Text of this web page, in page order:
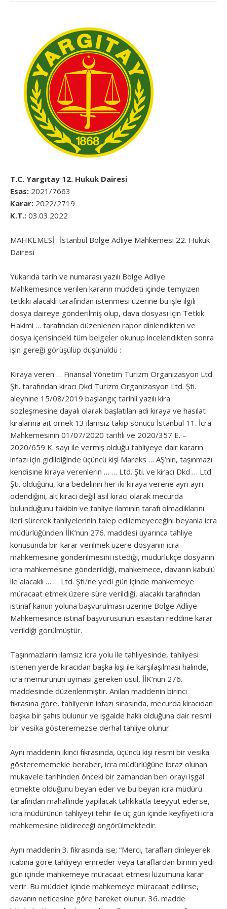
T.C. Yargıtay 12. Hukuk Dairesi
Esas: 2021/7663
Karar: 2022/2719
K.T.: 03.03.2022
MAHKEMESİ : İstanbul Bölge Adliye Mahkemesi 22. Hukuk
Dairesi
Yukarıda tarih ve numarası yazılı Bölge Adliye
Mahkemesince verilen kararın müddeti içinde temyizen
tetkiki alacaklı tarafından istenmesi üzerine bu işle ilgili
dosya daireye gönderilmiş olup, dava dosyası için Tetkik
Hakimi … tarafından düzenlenen rapor dinlendikten ve
dosya içerisindeki tüm belgeler okunup incelendikten sonra
işin gereği görüşülüp düşünüldü :
Kiraya veren … Finansal Yönetim Turizm Organizasyon Ltd.
Şti. tarafından kiracı Dkd Turizm Organizasyon Ltd. Şti.
aleyhine 15/08/2019 başlangıç tarihli yazılı kira
sözleşmesine dayalı olarak başlatılan adi kiraya ve hasılat
kiralarına ait örnek 13 ilamsız takip sonucu İstanbul 11. İcra
Mahkemesinin 01/07/2020 tarihli ve 2020/357 E. –
2020/659 K. sayı ile vermiş olduğu tahliyeye dair kararın
infazı için gidildiğinde üçüncü kişi Mareks … AŞ’nin, taşınmazı
kendisine kiraya verenlerin … … Ltd. Şti. ve kiracı Dkd … Ltd.
Şti. olduğunu, kira bedelinin her iki kiraya verene ayrı ayrı
ödendiğini, alt kiracı değil asıl kiracı olarak mecurda
bulunduğunu takibin ve tahliye ilamının tarafı olmadıklarını
ileri sürerek tahliyelerinin talep edilemeyeceğini beyanla icra
müdürlüğünden İİK’nun 276. maddesi uyarınca tahliye
konusunda bir karar verilmek üzere dosyanın icra
mahkemesine gönderilmesini istediği, müdürlükçe dosyanın
icra mahkemesine gönderildiği, mahkemece, davanın kabulü
ile alacaklı … … Ltd. Şti.’ne yedi gün içinde mahkemeye
müracaat etmek üzere süre verildiği, alacaklı tarafından
istinaf kanun yoluna başvurulması üzerine Bölge Adliye
Mahkemesince istinaf başvurusunun esastan reddine karar
verildiği görülmüştür.
Taşınmazların ilamsız icra yolu ile tahliyesinde, tahliyesi
istenen yerde kiracıdan başka kişi ile karşılaşılması halinde,
icra memurunun uyması gereken usul, İİK’nun 276.
maddesinde düzenlenmiştir. Anılan maddenin birinci
fıkrasına göre, tahliyenin infazı sırasında, mecurda kiracıdan
başka bir şahıs bulunur ve işgalde haklı olduğuna dair resmi
bir vesika gösteremezse derhal tahliye olunur.
Aynı maddenin ikinci fıkrasında, üçüncü kişi resmi bir vesika
gösterememekle beraber, icra müdürlüğüne ibraz olunan
mukavele tarihinden önceki bir zamandan beri orayı işgal
etmekte olduğunu beyan eder ve bu beyan icra müdürü
tarafından mahallinde yapılacak tahkikatla teeyyüt ederse,
icra müdürünün tahliyeyi tehir ile üç gün içinde keyfiyeti icra
mahkemesine bildireceği öngörülmektedir.
Aynı maddenin 3. fıkrasında ise; “Merci, tarafları dinleyerek
icabına göre tahliyeyi emreder veya taraflardan birinin yedi
gün içinde mahkemeye müracaat etmesi lüzumuna karar
verir. Bu müddet içinde mahkemeye müracaat edilirse,
davanın neticesine göre hareket olunur. 36. madde